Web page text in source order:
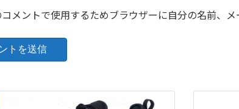
メントで使用するためブラウザーに自分の名前、メ